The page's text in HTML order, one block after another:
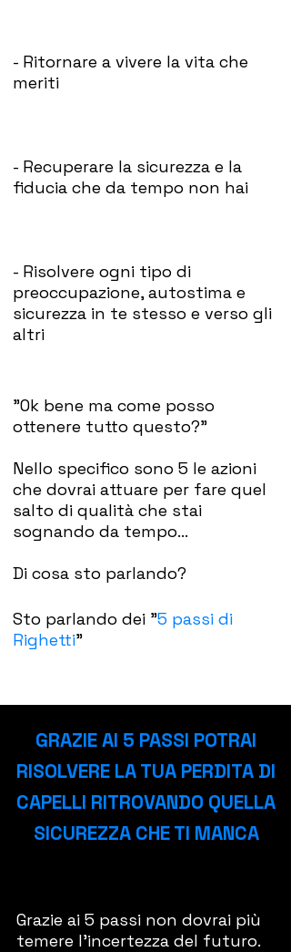
- Ritornare a vivere la vita che
meriti
- Recuperare la sicurezza e la
fiducia che da tempo non hai
- Risolvere ogni tipo di
preoccupazione, autostima e
sicurezza in te stesso e verso gli
altri
"Ok bene ma come posso
ottenere tutto questo?"
Nello specifico sono 5 le azioni
che dovrai attuare per fare quel
salto di qualità che stai
sognando da tempo...
Di cosa sto parlando?
Sto parlando dei "5 passi di
Righetti"
GRAZIE AI 5 PASSI POTRAI
RISOLVERE LA TUA PERDITA DI
CAPELLI RITROVANDO QUELLA
SICUREZZA CHE TI MANCA
Grazie ai 5 passi non dovrai più
temere l'incertezza del futuro.